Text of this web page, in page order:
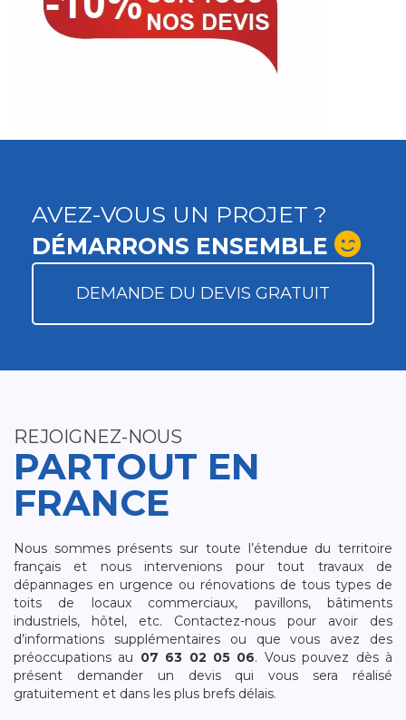
AVEZ-VOUS UN PROJET ?
DÉMARRONS ENSEMBLE
DEMANDE DU DEVIS GRATUIT
REJOIGNEZ-NOUS
PARTOUT EN
FRANCE
Nous sommes présents sur toute l’étendue du territoire
français et nous intervenions pour tout travaux de
dépannages en urgence ou rénovations de tous types de
toits de locaux commerciaux, pavillons, bâtiments
industriels, hôtel, etc. Contactez-nous pour avoir des
d’informations supplémentaires ou que vous avez des
préoccupations au 07 63 02 05 06. Vous pouvez dès à
présent demander un devis qui vous sera réalisé
gratuitement et dans les plus brefs délais.